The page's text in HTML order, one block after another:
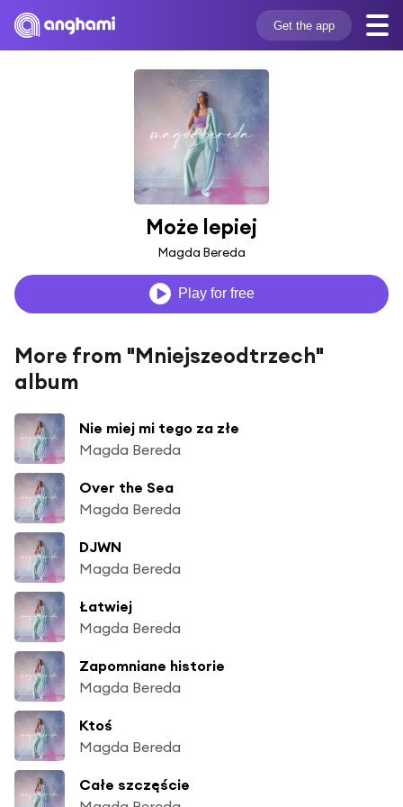
Get the app
Może lepiej
Magda Bereda
Play for free
More from "Mniejszeodtrzech"
album
Nie miej mi tego za złe
Magda Bereda
Over the Sea
Magda Bereda
DJWN
Magda Bereda
Łatwiej
Magda Bereda
Zapomniane historie
Magda Bereda
Ktoś
Magda Bereda
Całe szczęście